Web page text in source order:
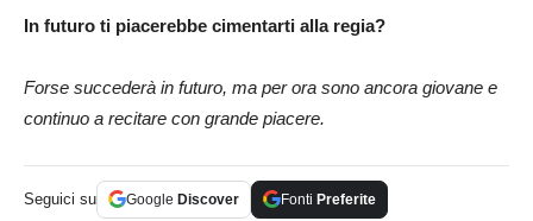
In futuro ti piacerebbe cimentarti alla regia?
Forse succederà in futuro, ma per ora sono ancora giovane e
continuo a recitare con grande piacere.
Seguici su Google Discover Fonti Preferite